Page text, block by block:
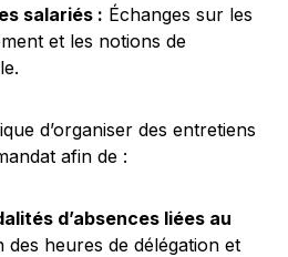
salariés : Échanges sur les
et les notions de
d’organiser des entretiens
afin de :
d’absences liées au
des heures de délégation et